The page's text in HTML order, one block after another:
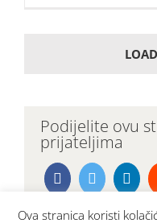
Podijelite ovu
prijateljima
Ova stranica koristi